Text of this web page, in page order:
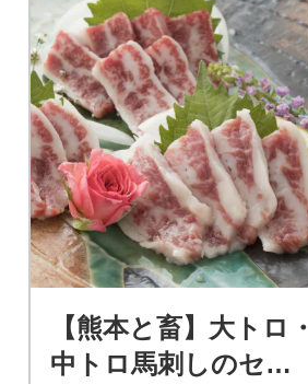
【熊本と畜】大トロ・
中トロ馬刺しのセッ